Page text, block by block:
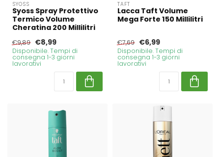
SYOSS
Syoss Spray Protettivo
Termico Volume
Cheratina 200 Millilitri
€9,89 €8,99
Disponibile. Tempi di
consegna 1-3 giorni
lavorativi
TAFT
Lacca Taft Volume
Mega Forte 150 Millilitri
€7,69 €6,99
Disponibile. Tempi di
consegna 1-3 giorni
lavorativi